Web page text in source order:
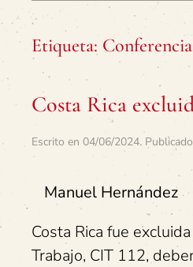
Etiqueta:
Costa Rica
Escrito en 04/06/2024.
Manuel Hernández
Costa Rica fue
Trabajo, CIT 112,